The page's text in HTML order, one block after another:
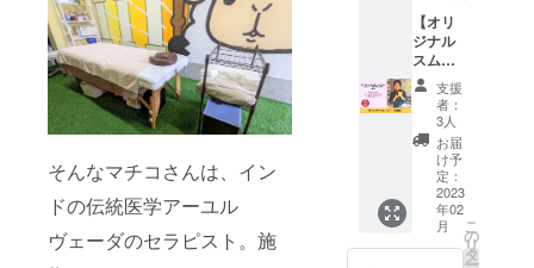
そんなマチコさんは、イン
ドの伝統医学アーユル
ヴェーダのセラピスト。施
ク：チ
ケット1
枚） ※
詳細は
メール
にてお
知らせ
いたし
ます。
※ドリン
ク追加
は別途
に基づ
く医
療、診
療行為
ではご
ざいま
せん。
※効果に
は個人
差があ
ります
ので予
めご了
のうえ
で決
定。
テーマ
例）
アーユ
ル
ヴェー
ダの基
礎／自
分の体
質個性
が…頑
張りま
す！ ※
送料込
みのお
値段で
す。
【オリ
ジナル
スムー
ジー（5
杯
分）】
あなた
のワガ
ママ聞
きま
す！
（でき
る範囲
支援
者：
3人
お届
け予
定：
2023
年02
月
こ
の
リ
タ
ー